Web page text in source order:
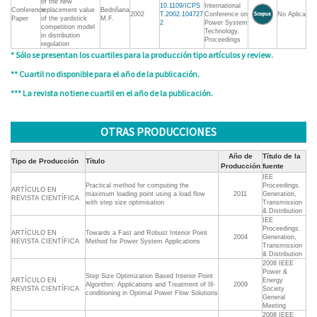
Conference
Paper
of the new
replacement value
of the yardstick
competition model
in distribution
regulation
Bedriñana
M.F.
2002
10.1109/ICPS
T.2002.104727
2
International
Conference on
Power System
Technology,
Proceedings
No Aplica
* Sólo se presentan los cuartiles para la producción tipo artículos y review.
** Cuartil no disponible para el año de la publicación.
*** La revista no tiene cuartil en el año de la publicación.
OTRAS PRODUCCIONES
Tipo de Producción Título
Año de
Producción
Título de la
fuente
ARTÍCULO EN
REVISTA CIENTÍFICA
Practical method for computing the
maximum loading point using a load flow
with step size optimisation
2011
IEE
Proceedings.
Generation,
Transmission
& Distribution
ARTÍCULO EN
REVISTA CIENTÍFICA
Towards a Fast and Robust Interior Point
Method for Power System Applications
2004
IEE
Proceedings.
Generation,
Transmission
& Distribution
ARTÍCULO EN
REVISTA CIENTÍFICA
Step Size Optimization Based Interior Point
Algorithm: Applications and Treatment of Ill-
conditioning in Optimal Power Flow Solutions
2009
2008 IEEE
Power &
Energy
Society
General
Meeting
2008 IEEE